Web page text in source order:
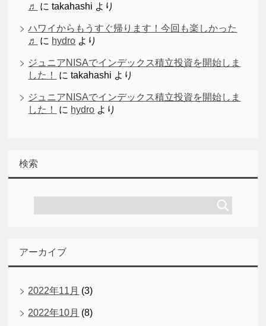
♬
にtakahashi より
ハワイからもうすぐ帰ります！今回も楽しかった
♬
に hydro より
ジュニアNISAでインデックス積立投資を開始しま
した！
にtakahashi より
ジュニアNISAでインデックス積立投資を開始しま
した！
に hydro より
検索
アーカイブ
2022年11月 (3)
2022年10月 (8)